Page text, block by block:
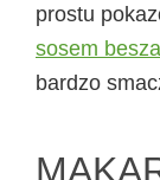
prostu
sosem
bardzo